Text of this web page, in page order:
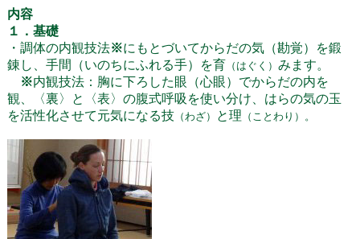
内容
１．基礎
・ 調体の内観技法※にもとづいてからだの気（勘覚）を鍛
錬し、 手間（いのちにふれる手）を育 （はぐく） みます。
※内観技法： 胸に下ろした眼（心眼）でからだの内を
観、〈裏〉と〈表〉の腹式呼吸を使い分け、はらの気の玉
を活性化させて元気になる技（わざ） と理 （ことわり）。